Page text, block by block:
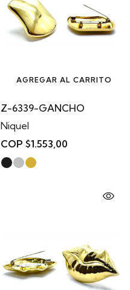
AGREGAR AL CARRITO
Z-6339-GANCHO
Niquel
COP $1.553,00